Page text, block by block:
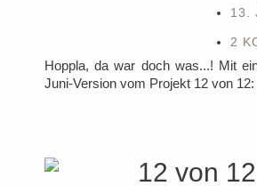
13.
2
Hoppla, da war doch was...! Mit
Juni-Version vom Projekt 12 von 12: